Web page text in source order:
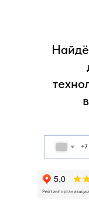
+7